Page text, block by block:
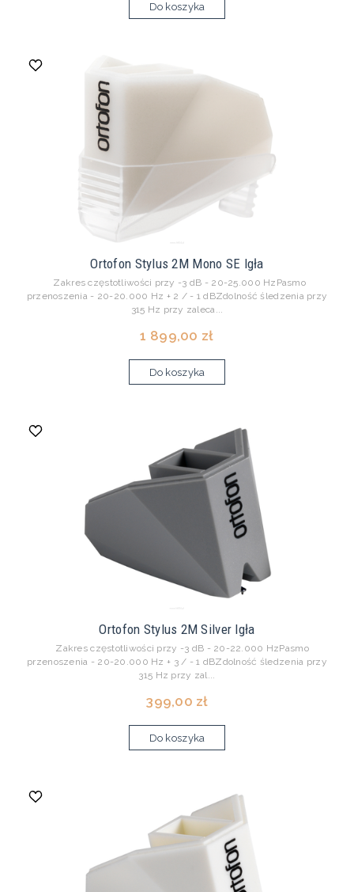
Do koszyka
Ortofon Stylus 2M Mono SE Igła
Zakres częstotliwości przy -3 dB - 20-25.000 HzPasmo
przenoszenia - 20-20.000 Hz + 2 / - 1 dBZdolność śledzenia przy
315 Hz przy zaleca...
1 899,00 zł
Do koszyka
Ortofon Stylus 2M Silver Igła
Zakres częstotliwości przy -3 dB - 20-22.000 HzPasmo
przenoszenia - 20-20.000 Hz + 3 / - 1 dBZdolność śledzenia przy
315 Hz przy zal...
399,00 zł
Do koszyka